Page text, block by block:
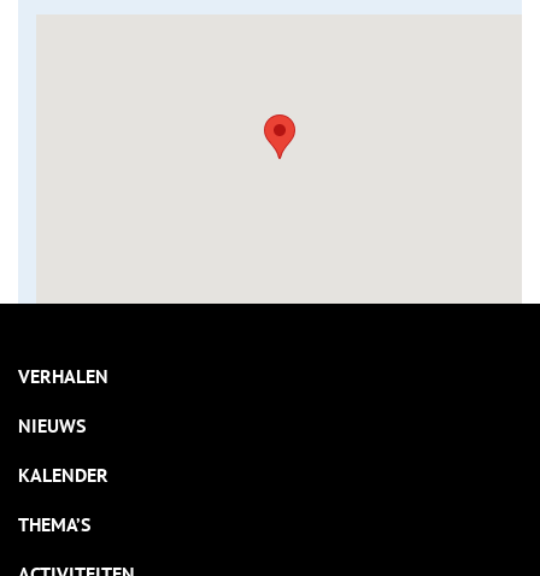
VERHALEN
NIEUWS
KALENDER
THEMA’S